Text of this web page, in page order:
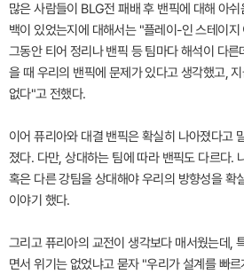
많은 사람들이 BLG전 패배 후 밴픽에 대해 아
백이 있었는지에 대해서는 "플레이-인 스테이
그동안 티어 정리나 밴픽 등 팀마다 해석이 다
을 때 우리의 밴픽에 문제가 있다고 생각했고,
없다"고 전했다.
이어 퓨리아와 대결 밴픽은 확실히 나아졌다고
졌다. 다만, 상대하는 팀에 따라 밴픽도 다르다.
혹은 다른 강팀을 상대해야 우리의 방향성을 확
이야기 했다.
그리고 퓨리아의 교전이 생각보다 매서웠는데,
면서 위기는 없었냐고 묻자 "우리가 설계를 빠